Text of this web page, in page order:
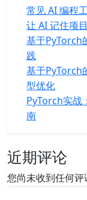
常见 AI 编程
让 AI 记住项
基于PyTorch
践
基于PyTorch
型优化
PyTorch实战
南
近期评论
您尚未收到任何评